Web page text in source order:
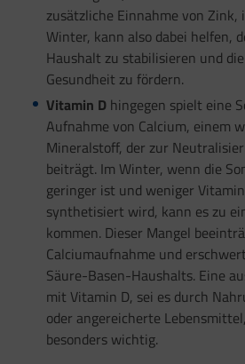
zusätzliche Einnahme von Zink,
Winter, kann also dabei helfen,
Haushalt zu stabilisieren und
Gesundheit zu fördern.
Vitamin Dhingegen spielt eine
Aufnahme von Calcium, einem
Mineralstoff, der zur
beiträgt. Im Winter, wenn die
geringer ist und weniger
synthetisiert wird, kann es zu
kommen. Dieser Mangel
Calciumaufnahme und
Säure-Basen-Haushalts. Eine
mit Vitamin D, sei es durch
oder angereicherte
besonders wichtig.